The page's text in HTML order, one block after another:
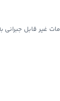
غیر قابل جبرانی